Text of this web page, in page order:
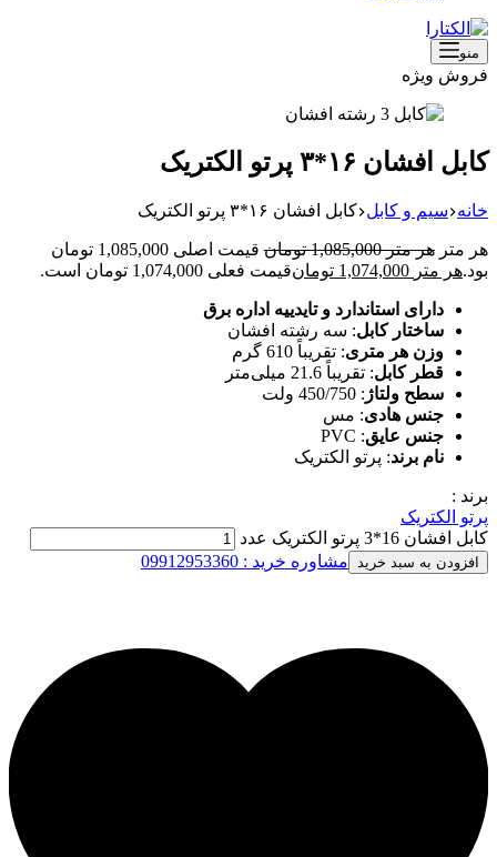
منو
فروش ویژه
کابل افشان ۱۶*۳ پرتو الکتریک
خانه سیم و کابل کابل افشان ۱۶*۳ پرتو الکتریک
هر متر هر متر 1,085,000 تومان
قیمت اصلی 1,085,000 تومان
بود.هر متر 1,074,000 تومانقیمت فعلی 1,074,000 تومان است.
دارای استاندارد و تایدییه اداره برق
ساختار کابل: سه رشته افشان
وزن هر متری: تقریباً 610 گرم
قطر کابل: تقریباً 21.6 میلی‌متر
سطح ولتاژ : 450/750 ولت
جنس هادی: مس
جنس عایق: PVC
نام برند: پرتو الکتریک
برند :
پرتو الکتریک
کابل افشان 16*3 پرتو الکتریک عدد
افزودن به سبد خرید مشاوره خرید : 09912953360